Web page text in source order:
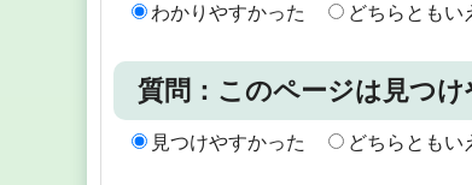
わかりやすかった どちらともい
質問：このページは見つ
見つけやすかった どちらともい